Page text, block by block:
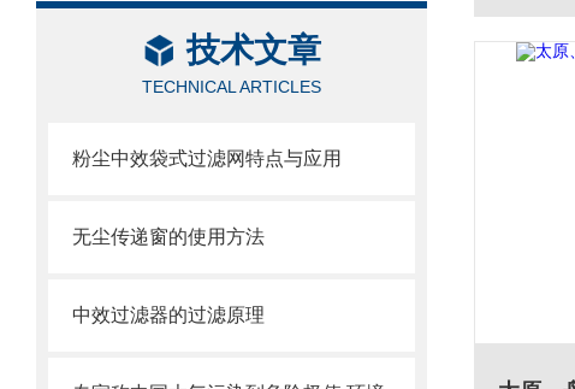
技术文章
TECHNICAL ARTICLES
粉尘中效袋式过滤网特点与应用
无尘传递窗的使用方法
中效过滤器的过滤原理